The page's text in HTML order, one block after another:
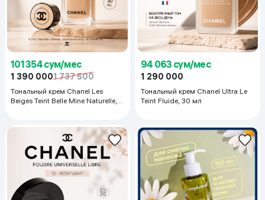
101 354 сум/мес
1 390 0001 737 500
Тональный крем Chanel Les
Beiges Teint Belle Mine Naturelle,
94 063 сум/мес
1 290 000
Тональный крем Chanel Ultra Le
Teint Fluide, 30 мл